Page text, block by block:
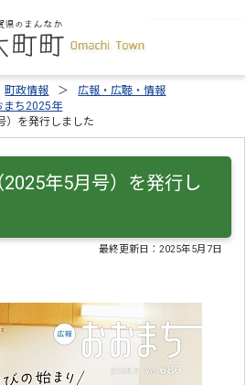
町政情報
広報・広聴・情報
まち2025年
）を発行しました
年5月号）を発行し
最終更新日：2025年5月7日